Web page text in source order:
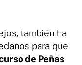
también ha
para que
de Peñas